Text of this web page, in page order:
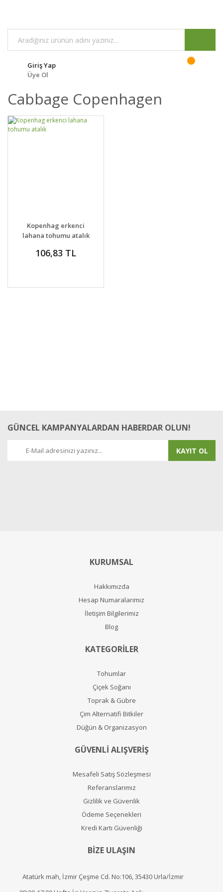
Giriş Yap
Üye Ol
Cabbage Copenhagen
DETAYLAR SEPETE EKLE
Kopenhag erkenci
lahana tohumu atalık
106,83 TL
GÜNCEL KAMPANYALARDAN HABERDAR OLUN!
KAYIT OL
KURUMSAL
Hakkımızda
Hesap Numaralarımız
İletişim Bilgilerimiz
Blog
KATEGORİLER
Tohumlar
Çiçek Soğanı
Toprak & Gübre
Çim Alternatifi Bitkiler
Düğün & Organizasyon
GÜVENLİ ALIŞVERİŞ
Mesafeli Satış Sözleşmesi
Referanslarımız
Gizlilik ve Güvenlik
Ödeme Seçenekleri
Kredi Kartı Güvenliği
BİZE ULAŞIN
Atatürk mah, İzmir Çeşme Cd. No:106, 35430 Urla/İzmir